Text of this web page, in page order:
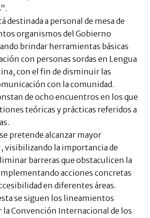
destinada a personal de mesa de
organismos del Gobierno
brindar herramientas básicas
con personas sordas en Lengua
con el fin de disminuir las
con la comunidad.
de ocho encuentros en los que
teóricas y prácticas referidos a
pretende alcanzar mayor
visibilizando la importancia de
barreras que obstaculicen la
acciones concretas
en diferentes áreas.
se siguen los lineamientos
la Convención Internacional de los